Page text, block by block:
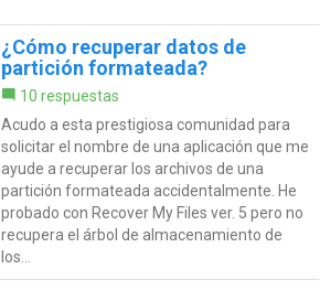
¿Cómo recuperar datos de
partición formateada?
10 respuestas
Acudo a esta prestigiosa comunidad para
solicitar el nombre de una aplicación que me
ayude a recuperar los archivos de una
partición formateada accidentalmente. He
probado con Recover My Files ver. 5 pero no
recupera el árbol de almacenamiento de
los...